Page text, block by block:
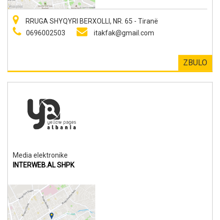
RRUGA SHYQYRI BERXOLLI, NR. 65 - Tiranë
0696002503
itakfak@gmail.com
ZBULO
Media elektronike
INTERWEB.AL SHPK